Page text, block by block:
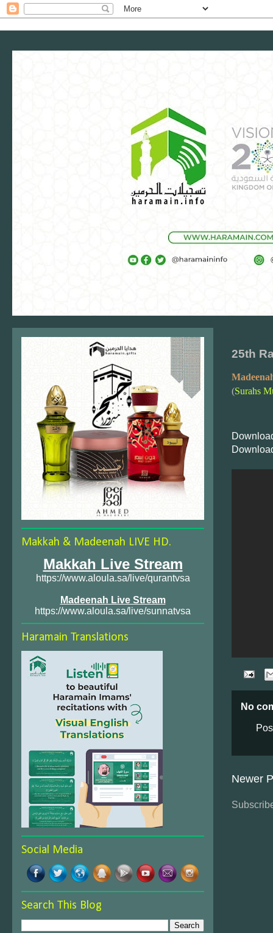
25th
(Surahs
No
Newer
Makkah & Madeenah LIVE HD.
Makkah Live Stream
https://www.aloula.sa/live/qurantvsa
Madeenah Live Stream
https://www.aloula.sa/live/sunnatvsa
Haramain Translations
Social Media
Search This Blog